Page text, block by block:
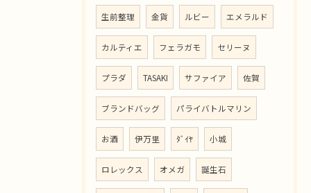
生前整理 金貨 ルビー エメラルド
カルティエ フェラガモ セリーヌ
プラダ TASAKI サファイア 佐賀
ブランドバッグ パライバトルマリン
お酒 伊万里 ﾀﾞｲﾔ 小城
ロレックス オメガ 誕生石